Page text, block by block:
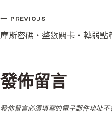
文
章
導
覽
PREVIOUS
摩斯密碼‧整數關卡‧轉弱點
發佈留言
發佈留言必須填寫的電子郵件地址不